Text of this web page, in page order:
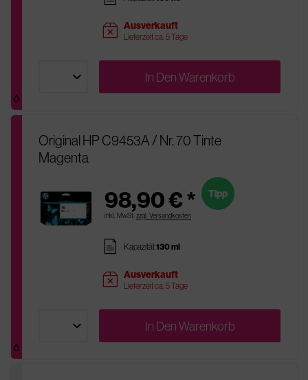
sold Ausverkauft
Lieferzeit ca. 5 Tage
In DenWarenkorb
Original HP C9453A / Nr. 70 Tinte
Magenta
98,90 € *
inkl. MwSt. zzgl. Versandkosten
Tipp
pages Kapazität130 ml
sold Ausverkauft
Lieferzeit ca. 5 Tage
In DenWarenkorb